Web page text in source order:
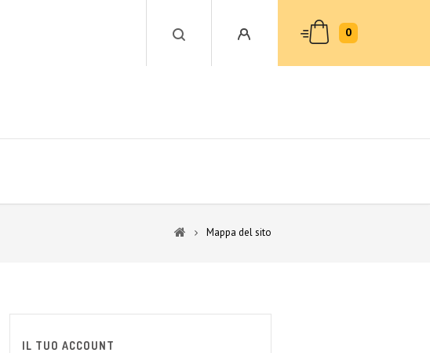
0
Mappa del sito
IL TUO ACCOUNT